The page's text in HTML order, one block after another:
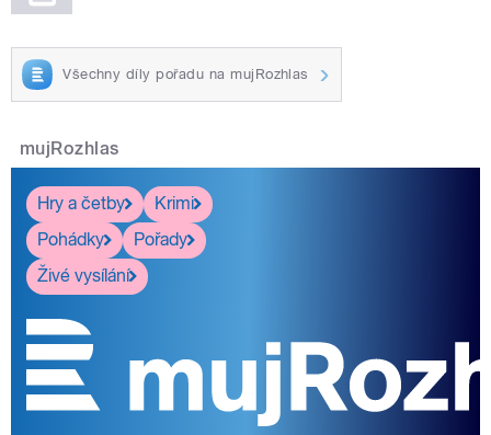
Všechny díly pořadu na mujRozhlas
mujRozhlas
Hry a četby
Krimi
Pohádky
Pořady
Živé vysílání